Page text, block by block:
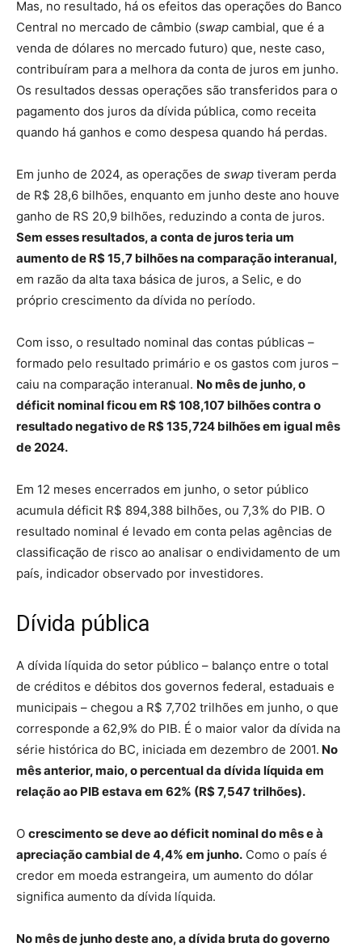
Mas, no resultado, há os efeitos das operações do Banco
Central no mercado de câmbio (swap cambial, que é a
venda de dólares no mercado futuro) que, neste caso,
contribuíram para a melhora da conta de juros em junho.
Os resultados dessas operações são transferidos para o
pagamento dos juros da dívida pública, como receita
quando há ganhos e como despesa quando há perdas.
Em junho de 2024, as operações de swap tiveram perda
de R$ 28,6 bilhões, enquanto em junho deste ano houve
ganho de RS 20,9 bilhões, reduzindo a conta de juros.
Sem esses resultados, a conta de juros teria um
aumento de R$ 15,7 bilhões na comparação interanual,
em razão da alta taxa básica de juros, a Selic, e do
próprio crescimento da dívida no período.
Com isso, o resultado nominal das contas públicas –
formado pelo resultado primário e os gastos com juros –
caiu na comparação interanual. No mês de junho, o
déficit nominal ficou em R$ 108,107 bilhões contra o
resultado negativo de R$ 135,724 bilhões em igual mês
de 2024.
Em 12 meses encerrados em junho, o setor público
acumula déficit R$ 894,388 bilhões, ou 7,3% do PIB. O
resultado nominal é levado em conta pelas agências de
classificação de risco ao analisar o endividamento de um
país, indicador observado por investidores.
Dívida pública
A dívida líquida do setor público – balanço entre o total
de créditos e débitos dos governos federal, estaduais e
municipais – chegou a R$ 7,702 trilhões em junho, o que
corresponde a 62,9% do PIB. É o maior valor da dívida na
série histórica do BC, iniciada em dezembro de 2001. No
mês anterior, maio, o percentual da dívida líquida em
relação ao PIB estava em 62% (R$ 7,547 trilhões).
O crescimento se deve ao déficit nominal do mês e à
apreciação cambial de 4,4% em junho. Como o país é
credor em moeda estrangeira, um aumento do dólar
significa aumento da dívida líquida.
No mês de junho deste ano, a dívida bruta do governo